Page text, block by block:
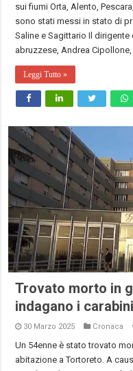
sui fiumi Orta, Alento,
sono stati messi in stato di
Saline e Sagittario Il
abruzzese, Andrea
Leggi Tutto »
Trovato morto in
indagano i
30 Marzo 2025 Cronaca
Un 54enne è stato trovato
abitazione a Tortoreto. A